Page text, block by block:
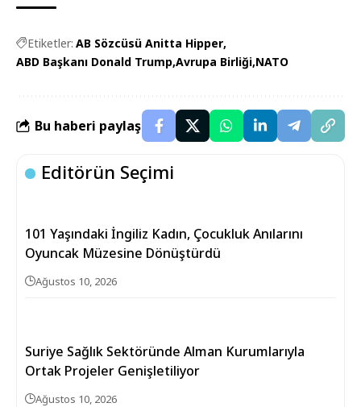
Etiketler: AB Sözcüsü Anitta Hipper
ABD Başkanı Donald Trump Avrupa Birliği NATO
Bu haberi paylaş
Editörün Seçimi
101 Yaşındaki İngiliz Kadın, Çocukluk Anılarını
Oyuncak Müzesine Dönüştürdü
Ağustos 10, 2026
Suriye Sağlık Sektöründe Alman Kurumlarıyla
Ortak Projeler Genişletiliyor
Ağustos 10, 2026